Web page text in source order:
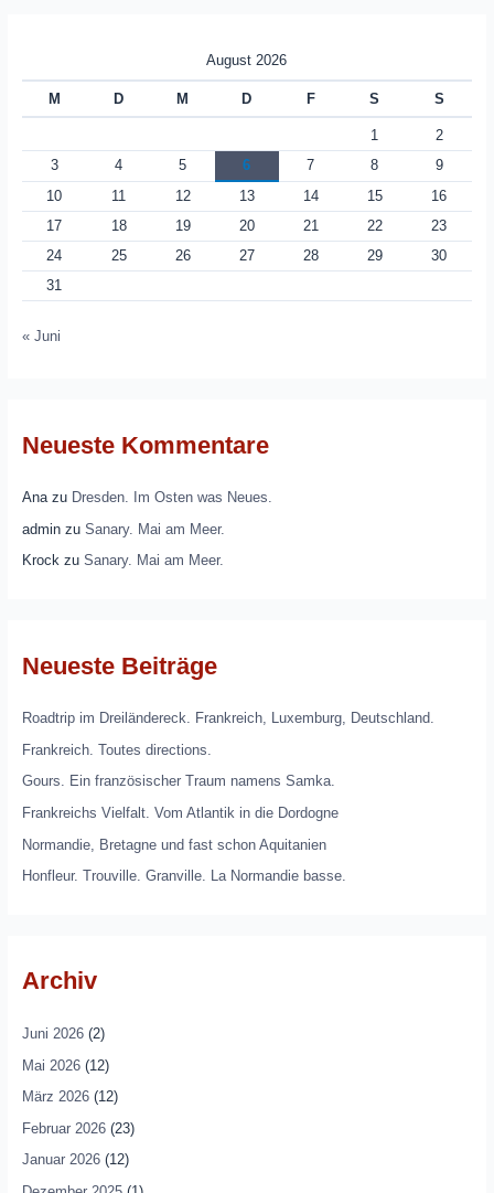
August 2026
M D M D F S S
1
2
3
4 5 6 7 8
9
10
11 12 13 14 15
16
17
18 19 20 21 22
23
24
25 26 27 28 29
30
31
« Juni
Neueste Kommentare
Anazu Dresden. Im Osten was Neues.
adminzu Sanary. Mai am Meer.
Krockzu Sanary. Mai am Meer.
Neueste Beiträge
Roadtrip im Dreiländereck. Frankreich, Luxemburg, Deutschland.
Frankreich. Toutes directions.
Gours. Ein französischer Traum namens Samka.
Frankreichs Vielfalt. Vom Atlantik in die Dordogne
Normandie, Bretagne und fast schon Aquitanien
Honfleur. Trouville. Granville. La Normandie basse.
Archiv
Juni 2026(2)
Mai 2026(12)
März 2026(12)
Februar 2026(23)
Januar 2026(12)